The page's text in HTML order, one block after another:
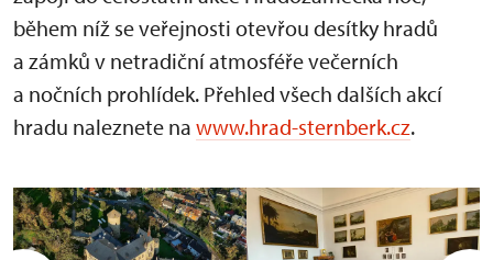
během níž se veřejnosti otevřou desítky hradů
a zámků v netradiční atmosféře večerních
a nočních prohlídek. Přehled všech dalších akcí
hradu naleznete na www.hrad-sternberk.cz.